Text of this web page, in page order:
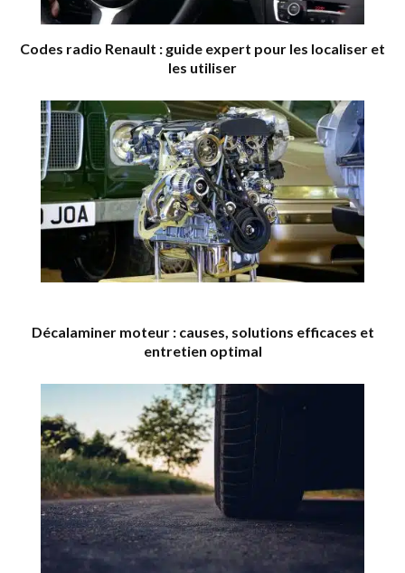
Codes radio Renault : guide expert pour les localiser et
les utiliser
Décalaminer moteur : causes, solutions efficaces et
entretien optimal